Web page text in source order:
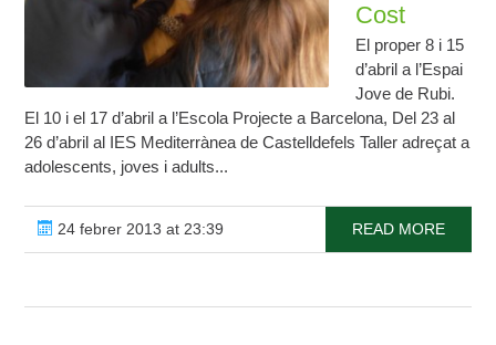
Cost
El proper 8 i 15
d’abril a l’Espai
Jove de Rubi.
El 10 i el 17 d’abril a l’Escola Projecte a Barcelona, Del 23 al
26 d’abril al IES Mediterrànea de Castelldefels Taller adreçat a
adolescents, joves i adults...
24 febrer 2013 at 23:39 READ MORE